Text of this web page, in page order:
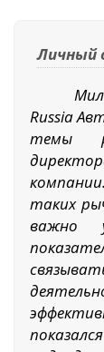
Личный
Russia
темы
таких
важно